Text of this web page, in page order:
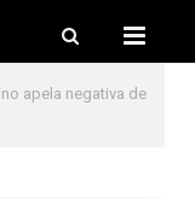
apela negativa de